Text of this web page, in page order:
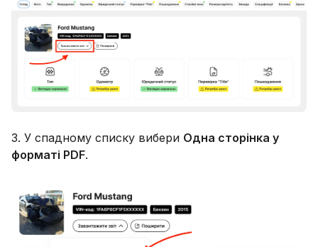
3. У спадному списку вибери Одна сторінка у
форматі PDF.